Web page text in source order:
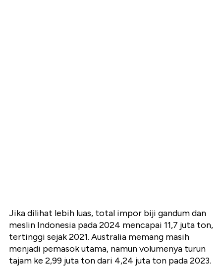
Jika dilihat lebih luas, total impor biji gandum dan
meslin Indonesia pada 2024 mencapai 11,7 juta ton,
tertinggi sejak 2021. Australia memang masih
menjadi pemasok utama, namun volumenya turun
tajam ke 2,99 juta tondari 4,24 juta ton pada 2023.